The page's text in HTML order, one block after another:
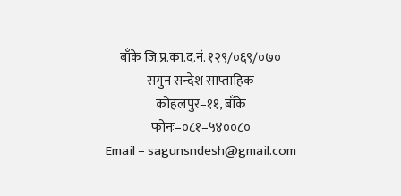
बाँके जि.प्र.का.द.नं. १२९/०६९/०७०
सगुन सन्देश साप्ताहिक
कोहलपुर–११, बाँके
फोनः–०८१–५४००८०
Email – sagunsndesh@gmail.com